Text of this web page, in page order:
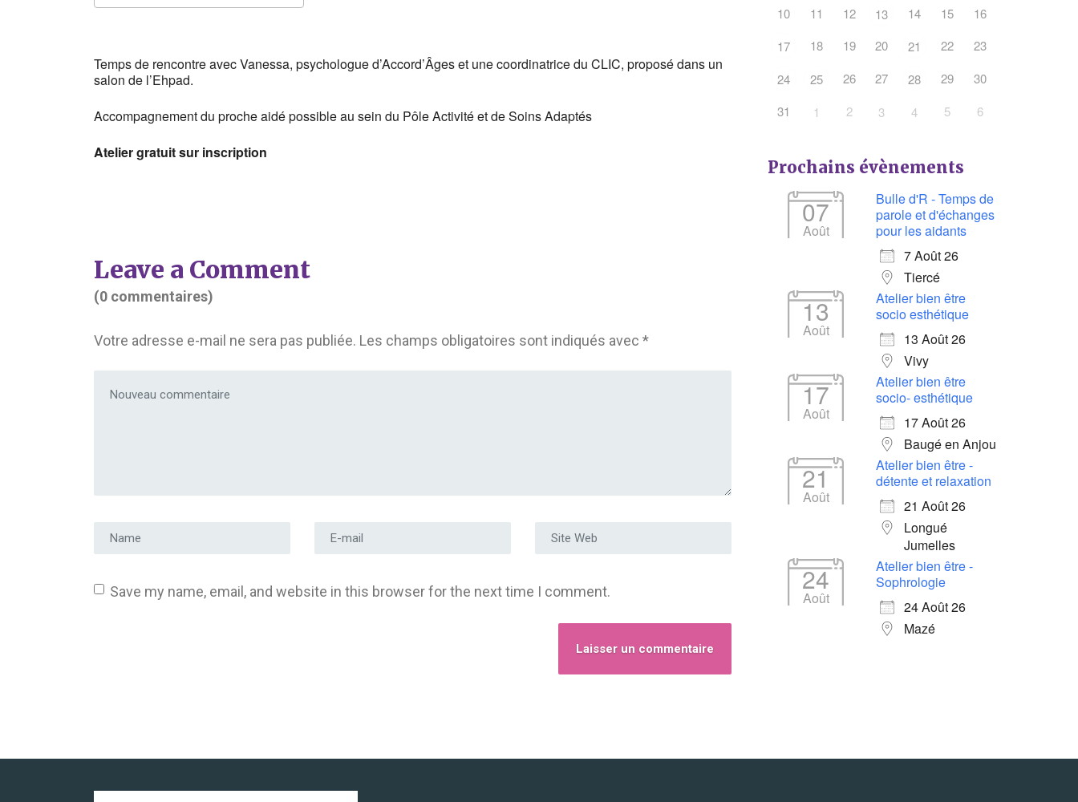
Outlook Live
Temps de rencontre avec Vanessa, psychologue d’Accord’Âges et une coordinatrice du CLIC, proposé dans un
salon de l’Ehpad.
Accompagnement du proche aidé possible au sein du Pôle Activité et de Soins Adaptés
Atelier gratuit sur inscription
Leave a Comment
(0 commentaires)
Votre adresse e-mail ne sera pas publiée. Les champs obligatoires sont indiqués avec *
Prénom et nom Adresse e-mail Site Web
Save my name, email, and website in this browser for the next time I comment.
10
11 12 13 14 15
16
17
18 19 20 21 22
23
24
25 26 27 28 29
30
31
1 2 3 4 5 6
Prochains évènements
07
Août
Bulle d'R - Temps de
parole et d'échanges
pour les aidants
7 Août 26
Tiercé
13
Août
Atelier bien être
socio esthétique
13 Août 26
Vivy
17
Août
Atelier bien être
socio- esthétique
17 Août 26
Baugé en Anjou
21
Août
Atelier bien être -
détente et relaxation
21 Août 26
Longué
Jumelles
24
Août
Atelier bien être -
Sophrologie
24 Août 26
Mazé